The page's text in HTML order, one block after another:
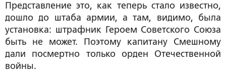
Представление это, как теперь стало известно,
дошло до штаба армии, а там, видимо, была
установка: штрафник Героем Советского Союза
быть не может. Поэтому капитану Смешному
дали посмертно только орден Отечественной
войны.